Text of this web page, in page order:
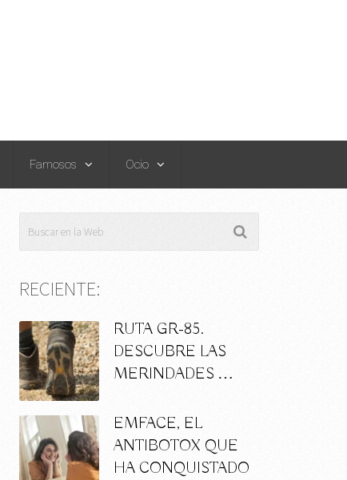
Famosos Ocio
RECIENTE:
RUTA GR-85.
DESCUBRE LAS
MERINDADES …
EMFACE, EL
ANTIBOTOX QUE
HA CONQUISTADO